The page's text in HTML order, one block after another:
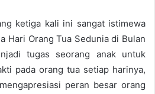
ketiga kali ini sangat istimewa
Hari Orang Tua Sedunia di Bulan
tugas seorang anak untuk
pada orang tua setiap harinya,
peran besar orang